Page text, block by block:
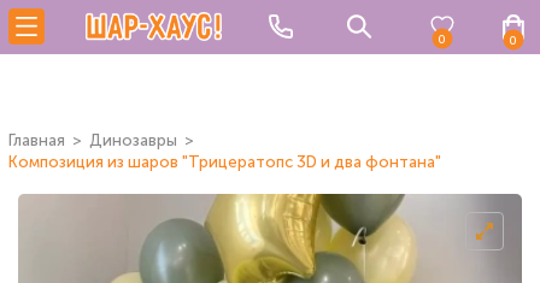
0 0
Главная
Динозавры
Композиция из шаров "Трицератопс 3D и два фонтана"